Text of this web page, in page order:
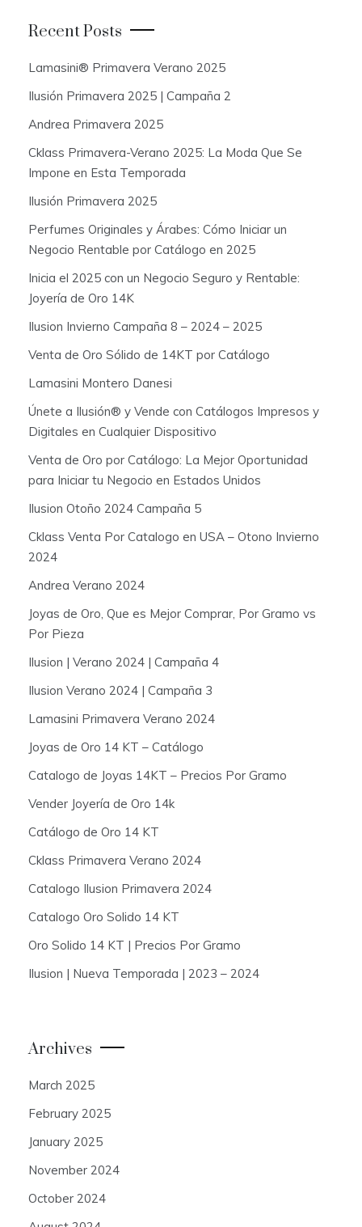
h
f
r
Recent Posts
Lamasini® Primavera Verano 2025
Ilusión Primavera 2025 | Campaña 2
Andrea Primavera 2025
Cklass Primavera-Verano 2025: La Moda Que Se
Impone en Esta Temporada
Ilusión Primavera 2025
Perfumes Originales y Árabes: Cómo Iniciar un
Negocio Rentable por Catálogo en 2025
Inicia el 2025 con un Negocio Seguro y Rentable:
Joyería de Oro 14K
Ilusion Invierno Campaña 8 – 2024 – 2025
Venta de Oro Sólido de 14KT por Catálogo
Lamasini Montero Danesi
Únete a Ilusión® y Vende con Catálogos Impresos y
Digitales en Cualquier Dispositivo
Venta de Oro por Catálogo: La Mejor Oportunidad
para Iniciar tu Negocio en Estados Unidos
Ilusion Otoño 2024 Campaña 5
Cklass Venta Por Catalogo en USA – Otono Invierno
2024
Andrea Verano 2024
Joyas de Oro, Que es Mejor Comprar, Por Gramo vs
Por Pieza
Ilusion | Verano 2024 | Campaña 4
Ilusion Verano 2024 | Campaña 3
Lamasini Primavera Verano 2024
Joyas de Oro 14 KT – Catálogo
Catalogo de Joyas 14KT – Precios Por Gramo
Vender Joyería de Oro 14k
Catálogo de Oro 14 KT
Cklass Primavera Verano 2024
Catalogo Ilusion Primavera 2024
Catalogo Oro Solido 14 KT
Oro Solido 14 KT | Precios Por Gramo
Ilusion | Nueva Temporada | 2023 – 2024
Archives
March 2025
February 2025
January 2025
November 2024
October 2024